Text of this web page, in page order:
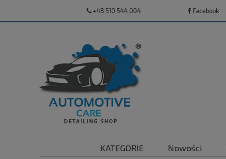
+48 510 544 004 Facebook
KATEGORIE Nowości